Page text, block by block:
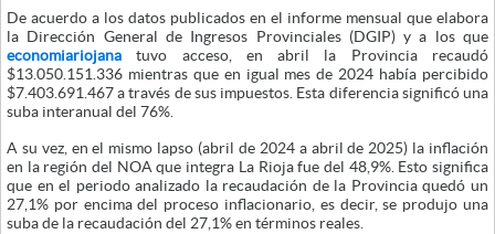
De acuerdo a los datos publicados en el informe mensual que elabora
la Dirección General de Ingresos Provinciales (DGIP) y a los que
economiariojana tuvo acceso, en abril la Provincia recaudó
$13.050.151.336 mientras que en igual mes de 2024 había percibido
$7.403.691.467 a través de sus impuestos. Esta diferencia significó una
suba interanual del 76%.
A su vez, en el mismo lapso (abril de 2024 a abril de 2025) la inflación
en la región del NOA que integra La Rioja fue del 48,9%. Esto significa
que en el periodo analizado la recaudación de la Provincia quedó un
27,1% por encima del proceso inflacionario, es decir, se produjo una
suba de la recaudación del 27,1% en términos reales.